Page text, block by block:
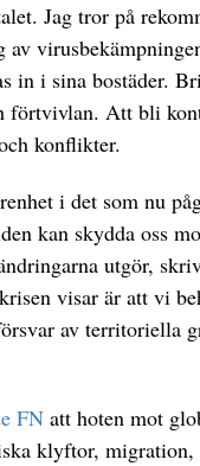
Jag tror på
av
in i sina bostäder.
Att bli
konflikter.
i det som nu
kan skydda oss
utgör,
visar är att vi
av territoriella
FN att hoten mot
klyftor,